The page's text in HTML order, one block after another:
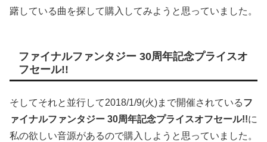
躇している曲を探して購入してみようと思っていました。
ファイナルファンタジー 30周年記念プライスオ
フセール!!
そしてそれと並行して2018/1/9(火)まで開催されているフ
ァイナルファンタジー 30周年記念プライスオフセール!!に
私の欲しい音源があるので購入しようと思っていました。